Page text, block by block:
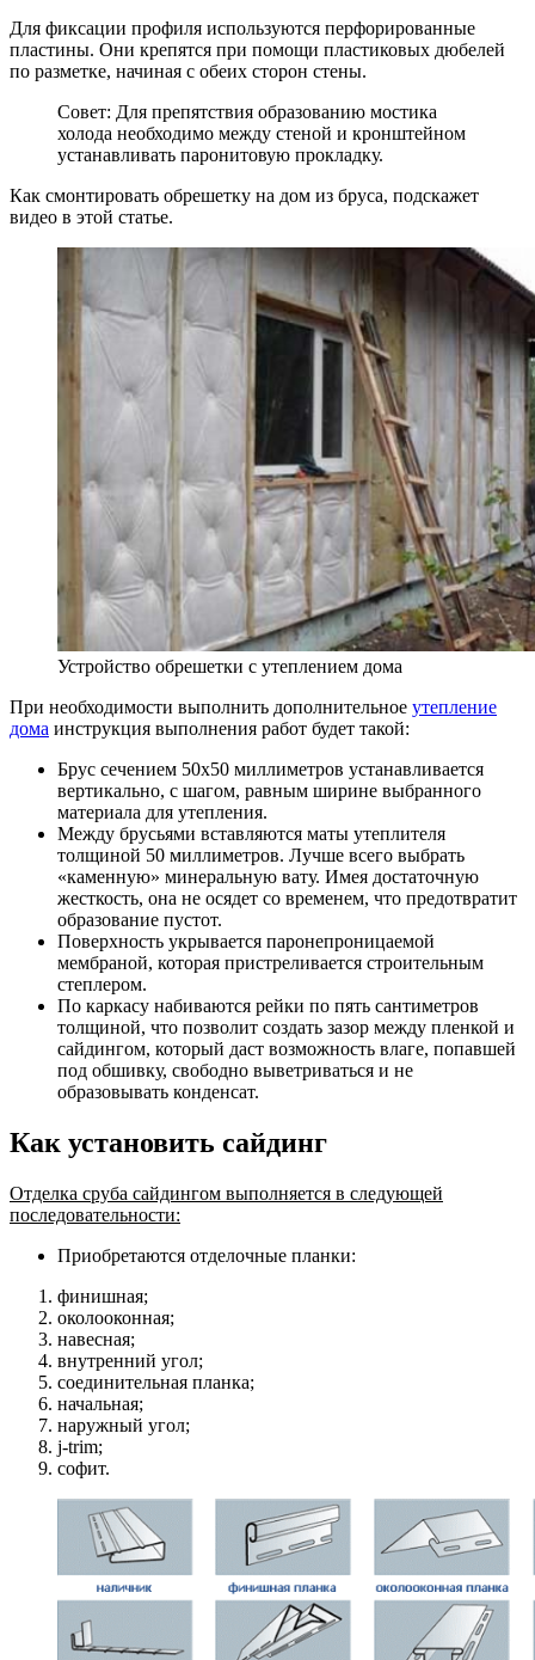
Для фиксации профиля используются перфорированные
пластины. Они крепятся при помощи пластиковых дюбелей
по разметке, начиная с обеих сторон стены.
Совет: Для препятствия образованию мостика
холода необходимо между стеной и кронштейном
устанавливать паронитовую прокладку.
Как смонтировать обрешетку на дом из бруса, подскажет
видео в этой статье.
Устройство обрешетки с утеплением дома
При необходимости выполнить дополнительное утепление
дома инструкция выполнения работ будет такой:
Брус сечением 50х50 миллиметров устанавливается
вертикально, с шагом, равным ширине выбранного
материала для утепления.
Между брусьями вставляются маты утеплителя
толщиной 50 миллиметров. Лучше всего выбрать
«каменную» минеральную вату. Имея достаточную
жесткость, она не осядет со временем, что предотвратит
образование пустот.
Поверхность укрывается паронепроницаемой
мембраной, которая пристреливается строительным
степлером.
По каркасу набиваются рейки по пять сантиметров
толщиной, что позволит создать зазор между пленкой и
сайдингом, который даст возможность влаге, попавшей
под обшивку, свободно выветриваться и не
образовывать конденсат.
Как установить сайдинг
Отделка сруба сайдингом выполняется в следующей
последовательности:
Приобретаются отделочные планки:
финишная;
околооконная;
навесная;
внутренний угол;
соединительная планка;
начальная;
наружный угол;
j-trim;
софит.